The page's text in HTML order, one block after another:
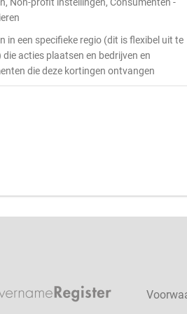
in een specifieke regio (dit is flexibel uit te
die acties plaatsen en bedrijven en
die deze kortingen ontvangen